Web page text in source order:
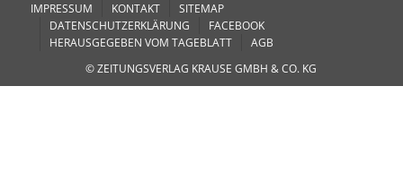
IMPRESSUM KONTAKT
SITEMAP
DATENSCHUTZERKLÄRUNG
FACEBOOK
HERAUSGEGEBEN VOM TAGEBLATT
AGB
© ZEITUNGSVERLAG KRAUSE GMBH & CO. KG